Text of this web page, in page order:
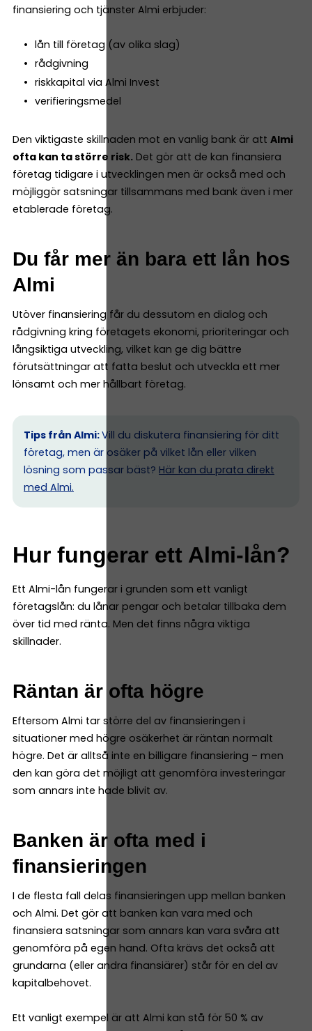
finansiering och tjänster Almi erbjuder:
lån till företag (av olika slag)
rådgivning
riskkapital via Almi Invest
verifieringsmedel
Den viktigaste skillnaden mot en vanlig bank är att Almi
ofta kan ta större risk. Det gör att de kan finansiera
företag tidigare i utvecklingen men är också med och
möjliggör satsningar tillsammans med bank även i mer
etablerade företag.
Du får mer än bara ett lån hos
Almi
Utöver finansiering får du dessutom en dialog och
rådgivning kring företagets ekonomi, prioriteringar och
långsiktiga utveckling, vilket kan ge dig bättre
förutsättningar att fatta beslut och utveckla ett mer
lönsamt och mer hållbart företag.
Tips från Almi:Vill du diskutera finansiering för ditt
företag, men är osäker på vilket lån eller vilken
lösning som passar bäst? Här kan du prata direkt
med Almi.
Hur fungerar ett Almi-lån?
Ett Almi-lån fungerar i grunden som ett vanligt
företagslån: du lånar pengar och betalar tillbaka dem
över tid med ränta. Men det finns några viktiga
skillnader.
Räntan är ofta högre
Eftersom Almi tar större del av finansieringen i
situationer med högre osäkerhet är räntan normalt
högre. Det är alltså inte en billigare finansiering – men
den kan göra det möjligt att genomföra investeringar
som annars inte hade blivit av.
Banken är ofta med i
finansieringen
I de flesta fall delas finansieringen upp mellan banken
och Almi. Det gör att banken kan vara med och
finansiera satsningar som annars kan vara svåra att
genomföra på egen hand. Ofta krävs det också att
grundarna (eller andra finansiärer) står för en del av
kapitalbehovet.
Ett vanligt exempel är att Almi kan stå för 50 % av